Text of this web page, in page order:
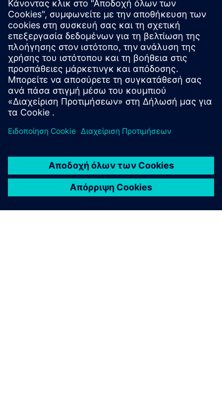
Ξεκινήστε
Contact us